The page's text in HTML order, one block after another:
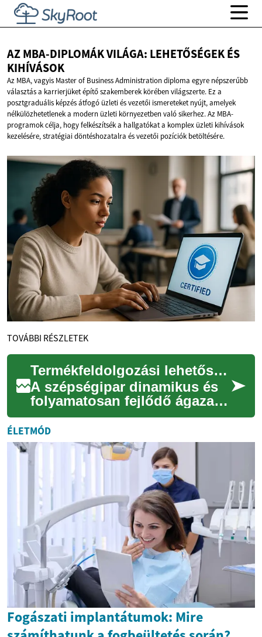
AZ MBA-DIPLOMÁK VILÁGA: LEHETŐSÉGEKÉS
KIHÍVÁSOK
Az MBA, vagyis Master of Business Administration diploma egyre népszerűbb
választás a karrierjüket építő szakemberek körében világszerte. Ez a
posztgraduális képzés átfogó üzleti és vezetői ismereteket nyújt, amelyek
nélkülözhetetlenek a modern üzleti környezetben való sikerhez. Az MBA-
programok célja, hogy felkészítsék a hallgatókat a komplex üzleti kihívások
kezelésére, stratégiai döntéshozatalra és vezetői pozíciók betöltésére.
TOVÁBBI RÉSZLETEK
Termékfeldolgozási lehetőségek a szépségiparban
A szépségipar dinamikus és
folyamatosan fejlődő ágazata
számos lehetőséget kínál a
termékfeldolgozás területén,
külön...
ÉLETMÓD
Fogászati implantátumok: Mire